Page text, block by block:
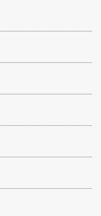
ての可愛らしい雰
ランドです。カシ
となく、幅広い年
を手掛けていま
です。